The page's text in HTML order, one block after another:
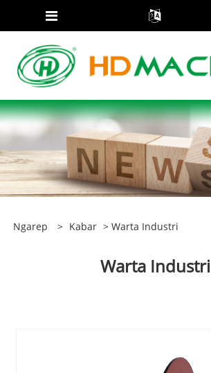
Ngarep > Kabar > Warta Industri
Warta Industri